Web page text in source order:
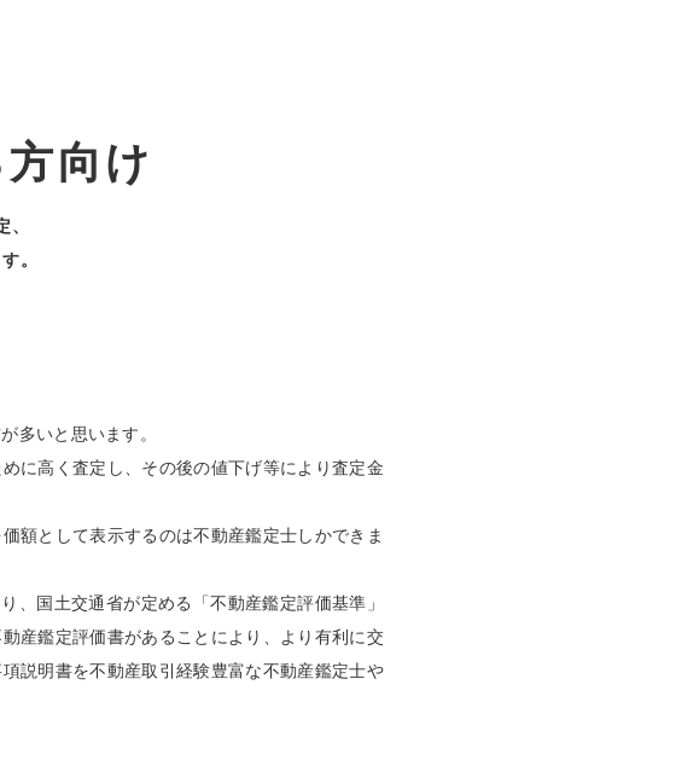
向け
。
多いと思います。
に高く査定し、その後の値下げ等により査定金
額として表示するのは不動産鑑定士しかできま
、国土交通省が定める「不動産鑑定評価基準」
産鑑定評価書があることにより、より有利に交
説明書を不動産取引経験豊富な不動産鑑定士や